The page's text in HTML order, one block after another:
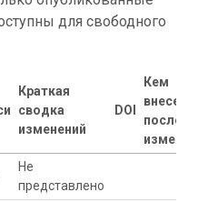
для свободного
Краткая
сводка
изменений
DOI
Кем
внесены
Не
представлено